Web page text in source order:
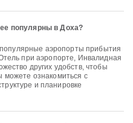
популярны в Доха?
аэропорты прибытия
при аэропорте, Инвалидная
других удобств, чтобы
ознакомиться с
и планировке